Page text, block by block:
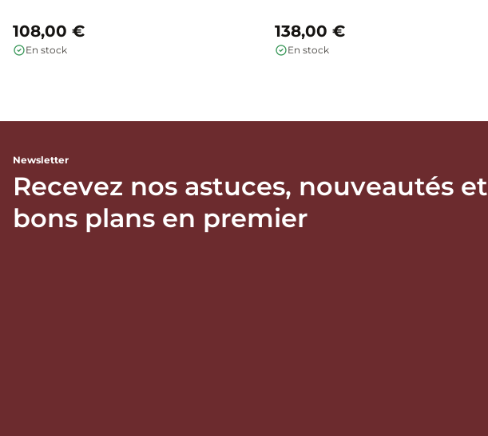
108,00 €
En stock
138,00 €
En stock
Newsletter
Recevez nos astuces, nouveautés et
bons plans en premier